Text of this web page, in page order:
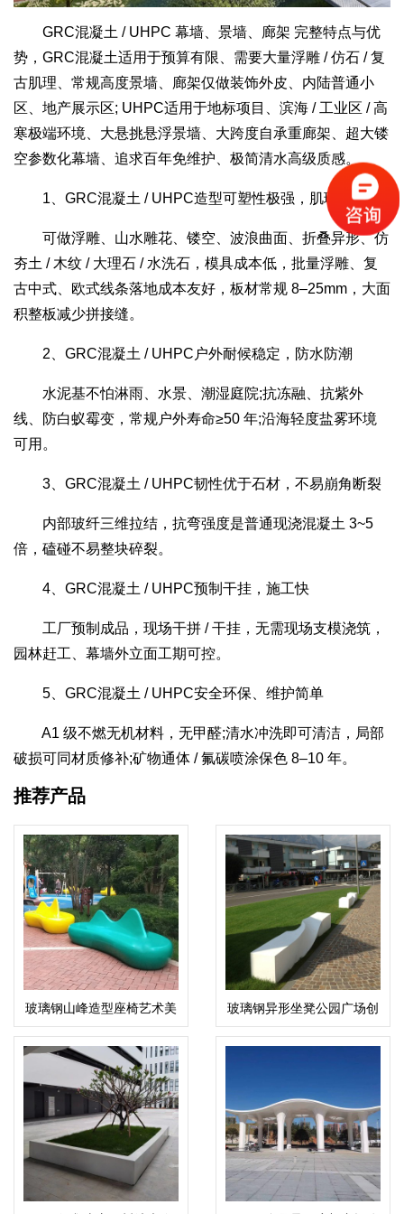
GRC混凝土 / UHPC 幕墙、景墙、廊架 完整特点与优
势，GRC混凝土适用于预算有限、需要大量浮雕 / 仿石 / 复
古肌理、常规高度景墙、廊架仅做装饰外皮、内陆普通小
区、地产展示区; UHPC适用于地标项目、滨海 / 工业区 / 高
寒极端环境、大悬挑悬浮景墙、大跨度自承重廊架、超大镂
空参数化幕墙、追求百年免维护、极简清水高级质感。
1、GRC混凝土 / UHPC造型可塑性极强，肌理全覆盖
可做浮雕、山水雕花、镂空、波浪曲面、折叠异形、仿
夯土 / 木纹 / 大理石 / 水洗石，模具成本低，批量浮雕、复
古中式、欧式线条落地成本友好，板材常规 8–25mm，大面
积整板减少拼接缝。
2、GRC混凝土 / UHPC户外耐候稳定，防水防潮
水泥基不怕淋雨、水景、潮湿庭院;抗冻融、抗紫外
线、防白蚁霉变，常规户外寿命≥50 年;沿海轻度盐雾环境
可用。
3、GRC混凝土 / UHPC韧性优于石材，不易崩角断裂
内部玻纤三维拉结，抗弯强度是普通现浇混凝土 3~5
倍，磕碰不易整块碎裂。
4、GRC混凝土 / UHPC预制干挂，施工快
工厂预制成品，现场干拼 / 干挂，无需现场支模浇筑，
园林赶工、幕墙外立面工期可控。
5、GRC混凝土 / UHPC安全环保、维护简单
A1 级不燃无机材料，无甲醛;清水冲洗即可清洁，局部
破损可同材质修补;矿物通体 / 氟碳喷涂保色 8–10 年。
推荐产品
玻璃钢山峰造型座椅艺术美
陈异形景观坐凳
玻璃钢异形坐凳公园广场创
意艺术座椅